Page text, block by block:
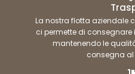
La nostra flotta aziendale
ci permette di consegnare
mantenendo le
consegna al